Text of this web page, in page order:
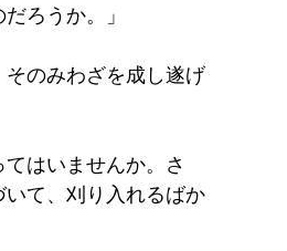
ろうか。」
のみわざを成し遂げ
はいませんか。さ
て、刈り入れるばか